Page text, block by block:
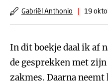
Gabriël Anthonio | 19
In dit boekje daal ik af
de gesprekken met
zakmes. Daarna neemt